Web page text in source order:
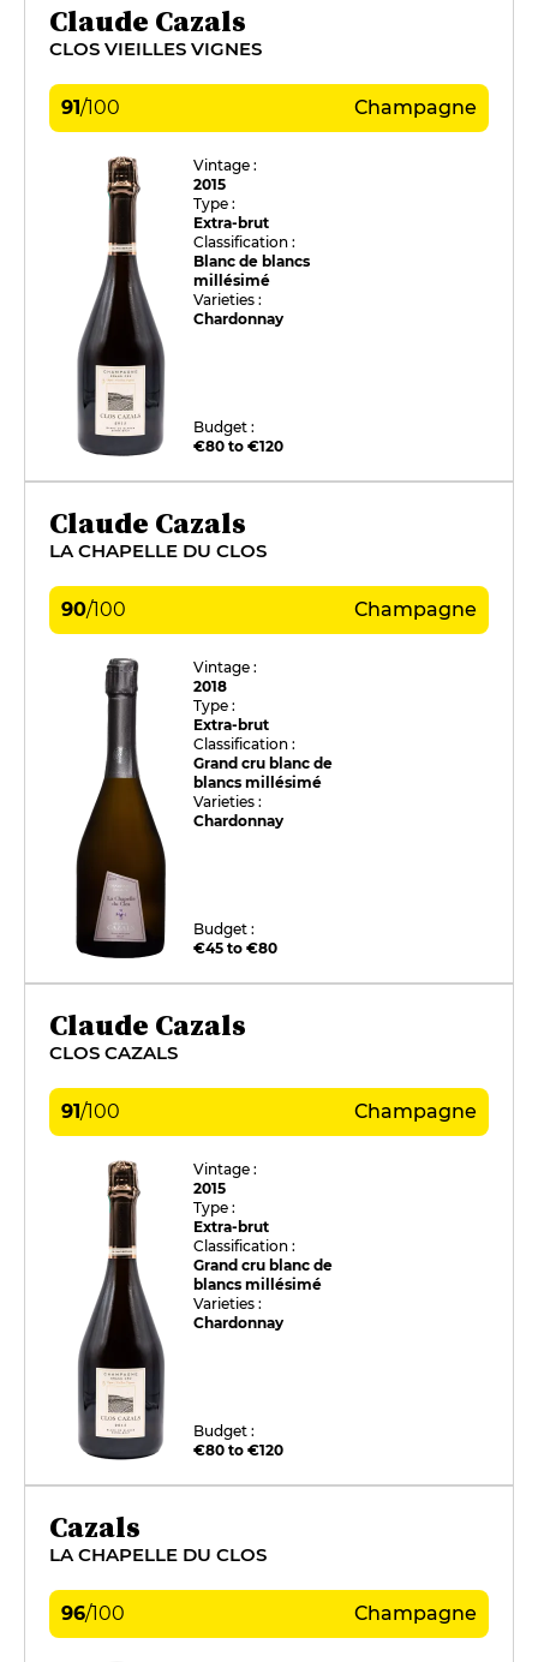
Claude Cazals
CLOS VIEILLES VIGNES
91/100 Champagne
Vintage :
2015
Type :
Extra-brut
Classification :
Blanc de blancs
millésimé
Varieties :
Chardonnay
Budget :
€80 to €120
Claude Cazals
LA CHAPELLE DU CLOS
90/100 Champagne
Vintage :
2018
Type :
Extra-brut
Classification :
Grand cru blanc de
blancs millésimé
Varieties :
Chardonnay
Budget :
€45 to €80
Claude Cazals
CLOS CAZALS
91/100 Champagne
Vintage :
2015
Type :
Extra-brut
Classification :
Grand cru blanc de
blancs millésimé
Varieties :
Chardonnay
Budget :
€80 to €120
Cazals
LA CHAPELLE DU CLOS
96/100 Champagne